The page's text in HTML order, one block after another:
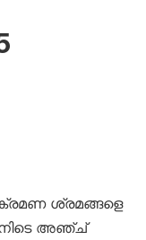
ശ്രമങ്ങളെ
അഞ്ച്